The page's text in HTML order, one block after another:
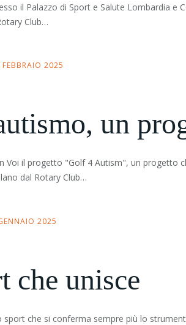
il Palazzo di Sport e Salute Lombardia e
Club…
FEBBRAIO 2025
un
Voi il progetto "Golf 4 Autism", un progetto
dal Rotary Club…
2025
che unisce
sport che si conferma sempre più lo